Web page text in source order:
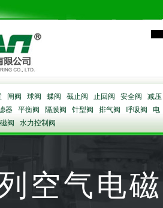
闸阀 球阀 蝶阀 截止阀 止回阀 安全阀
减压
器 平衡阀 隔膜阀 针型阀 排气阀 呼吸阀
电
磁阀
水力控制阀
空气电磁